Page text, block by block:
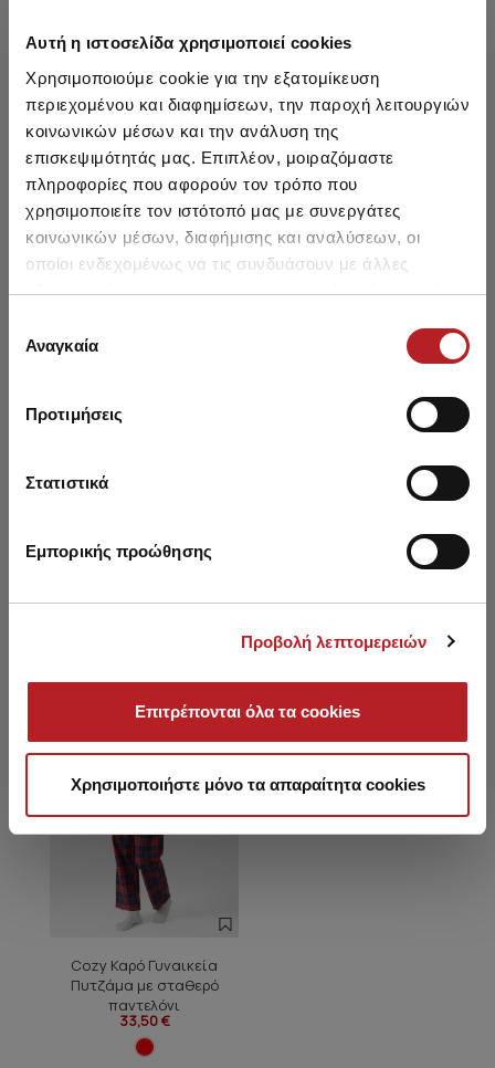
Αυτή η ιστοσελίδα χρησιμοποιεί cookies
Χρησιμοποιούμε cookie για την εξατομίκευση
περιεχομένου και διαφημίσεων, την παροχή λειτουργιών
κοινωνικών μέσων και την ανάλυση της
επισκεψιμότητάς μας. Επιπλέον, μοιραζόμαστε
πληροφορίες που αφορούν τον τρόπο που
χρησιμοποιείτε τον ιστότοπό μας με συνεργάτες
κοινωνικών μέσων, διαφήμισης και αναλύσεων, οι
οποίοι ενδεχομένως να τις συνδυάσουν με άλλες
πληροφορίες που τους έχετε παραχωρήσει ή τις οποίες
των υπηρεσιών τους.
συγκατάθεσης
Αναγκαία
Προτιμήσεις
Στατιστικά
Εμπορικής προώθησης
Προβολή λεπτομερειών
Επιτρέπονται όλα τα cookies
Χρησιμοποιήστε μόνο τα απαραίτητα cookies
HOT OFFER
Μακρυμάνικη Μπλουζα
Elegance TENCEL™ Modal
Κουμπωτή Γυναικεία
Είδατε πρόσφατα
Cozy Καρό Γυναικεία
Πυτζάμα με σταθερό
παντελόνι
33,50 €